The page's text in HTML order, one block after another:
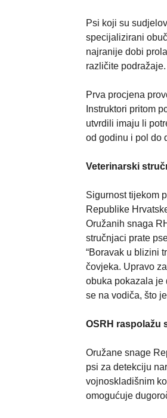
Psi koji su
specijalizirani
najranije dobi
različite podražaje.
Prva procjena
Instruktori pritom
utvrdili imaju li
od godinu i pol do
Veterinarski
Sigurnost tijekom
Republike
Oružanih snaga
stručnjaci prate
“Boravak u blizini
čovjeka. Upravo
obuka pokazala je
se na vodiča, što
OSRH raspolažu
Oružane snage
psi za detekciju
vojnoskladišnim
omogućuje